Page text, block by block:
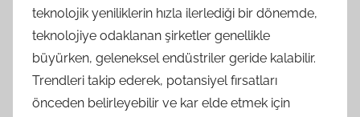
teknolojik yeniliklerin hızla ilerlediği bir dönemde,
teknolojiye odaklanan şirketler genellikle
büyürken, geleneksel endüstriler geride kalabilir.
Trendleri takip ederek, potansiyel fırsatları
önceden belirleyebilir ve kar elde etmek için